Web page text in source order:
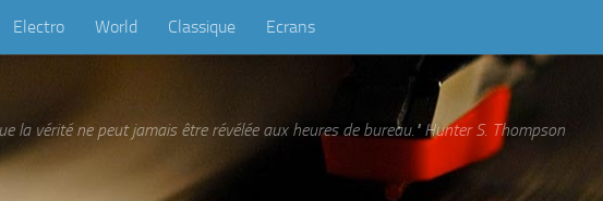
Electro World Classique Ecrans
la vérité ne peut jamais être révélée aux heures de bureau." Hunter S. Thompson